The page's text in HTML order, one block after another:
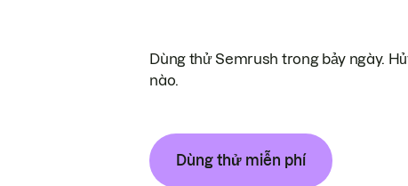
Dùng thử Semrush trong bảy ngày.
nào.
Dùng thử miễn phí